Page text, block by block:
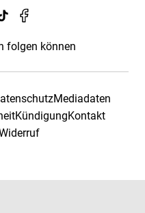
folgen können
Mediadaten
KündigungKontakt